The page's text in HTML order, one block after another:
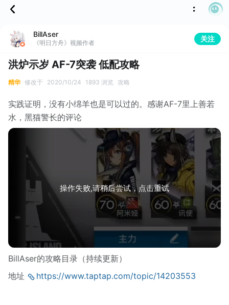
BillAser
《明日方舟》视频作者 关注
洪炉示岁 AF-7突袭 低配攻略
精华 修改于 2020/10/24 1893 浏览 攻略
实践证明，没有小绵羊也是可以过的。感谢AF-7里上善若
水，黑猫警长的评论
操作失败,请稍后尝试，点击重试
BillAser的攻略目录（持续更新）
地址
https://www.taptap.com/topic/14203553